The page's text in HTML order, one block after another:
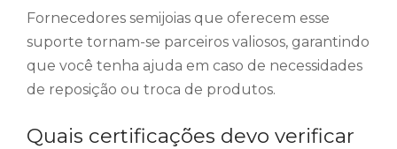
Fornecedores semijoias que oferecem esse
suporte tornam-se parceiros valiosos, garantindo
que você tenha ajuda em caso de necessidades
de reposição ou troca de produtos.
Quais certificações devo verificar